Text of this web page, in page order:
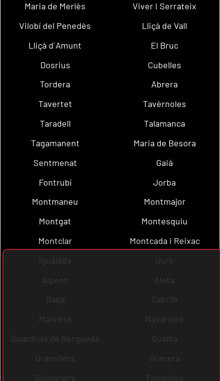
Maria de Merlès
Viver i Serrateix
Vilobí del Penedès
Lliçà de Vall
Lliçà d´Amunt
El Bruc
Dosrius
Cubelles
Tordera
Abrera
Tavertet
Tavèrnoles
Taradell
Talamanca
Tagamanent
Maria de Besora
Sentmenat
Gaià
Fontrubí
Jorba
Montmaneu
Montmajor
Montgat
Montesquiu
Montclar
Montcada i Reixac
Igualada
Gurb
Alpens
Alella
Bagà
Cabrils
Manresa
Navarcles
Guardiola de Berguedà
Gualba
Granollers
Granera
Gisclareny
Fonollosa